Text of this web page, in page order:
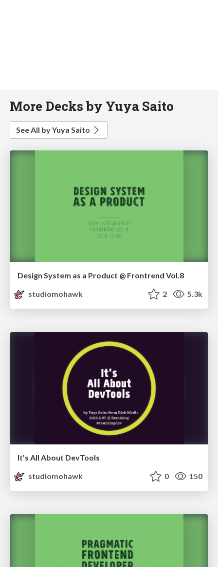
More Decks by Yuya Saito
See All by Yuya Saito
Design System as a Product @ Frontrend Vol.8
studiomohawk
2 5.3k
It’s All About DevTools
studiomohawk
0 150